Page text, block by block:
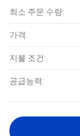
최소 주문 수량:
가격:
지불 조건:
공급능력: